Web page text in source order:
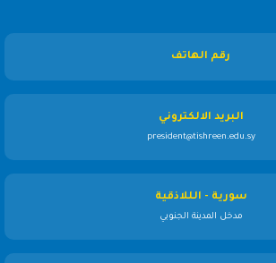
رقم الهاتف
البريد الالكتروني
president@tishreen.edu.sy
سورية - الللاذقية
مدخل المدينة الجنوبي